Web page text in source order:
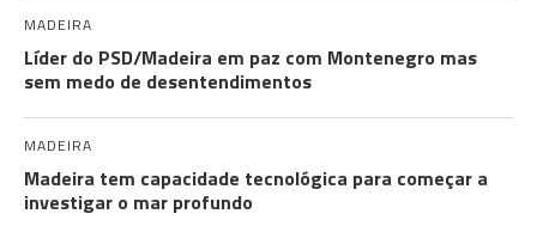
MADEIRA
Líder do PSD/Madeira em paz com Montenegro mas
sem medo de desentendimentos
MADEIRA
Madeira tem capacidade tecnológica para começar a
investigar o mar profundo